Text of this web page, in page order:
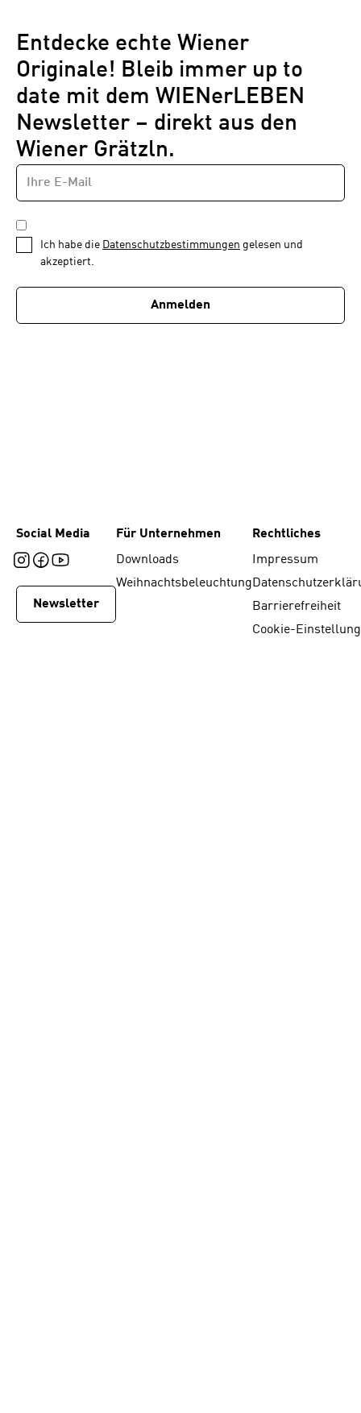
Entdecke echte Wiener
Originale! Bleib immer up to
date mit dem WIENerLEBEN
Newsletter – direkt aus den
Wiener Grätzln.
Newsletter
1
von
E-
MAIL-
ADRESSE
DATENSCHUTZBESTIMMUNGEN
*
Ich habe die Datenschutzbestimmungen gelesen und
akzeptiert.
Anmelden
Social Media
Newsletter
Für Unternehmen
Downloads
Weihnachtsbeleuchtung
Rechtliches
Impressum
Barrierefreiheit
Cookie-